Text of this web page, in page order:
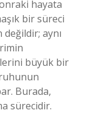
hayata
bir süreci
aynı
büyük bir
Burada,
sürecidir.